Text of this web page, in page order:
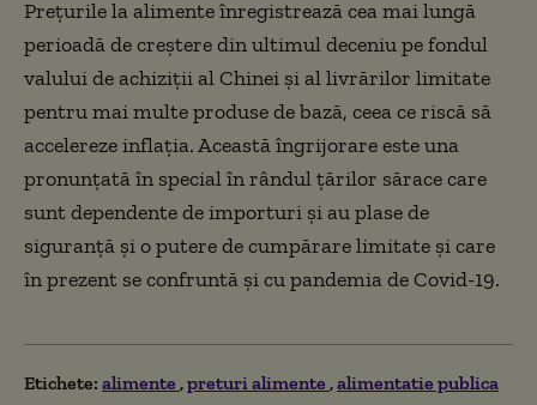
Preţurile la alimente înregistrează cea mai lungă
perioadă de creştere din ultimul deceniu pe fondul
valului de achiziţii al Chinei şi al livrărilor limitate
pentru mai multe produse de bază, ceea ce riscă să
accelereze inflaţia. Această îngrijorare este una
pronunţată în special în rândul ţărilor sărace care
sunt dependente de importuri şi au plase de
siguranţă şi o putere de cumpărare limitate şi care
în prezent se confruntă şi cu pandemia de Covid-19.
Etichete: alimente preturi alimente alimentatie publica